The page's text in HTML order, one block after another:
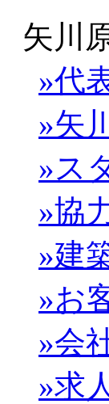
矢川
»代
»矢
»ス
»協
»建
»お
»会
»求